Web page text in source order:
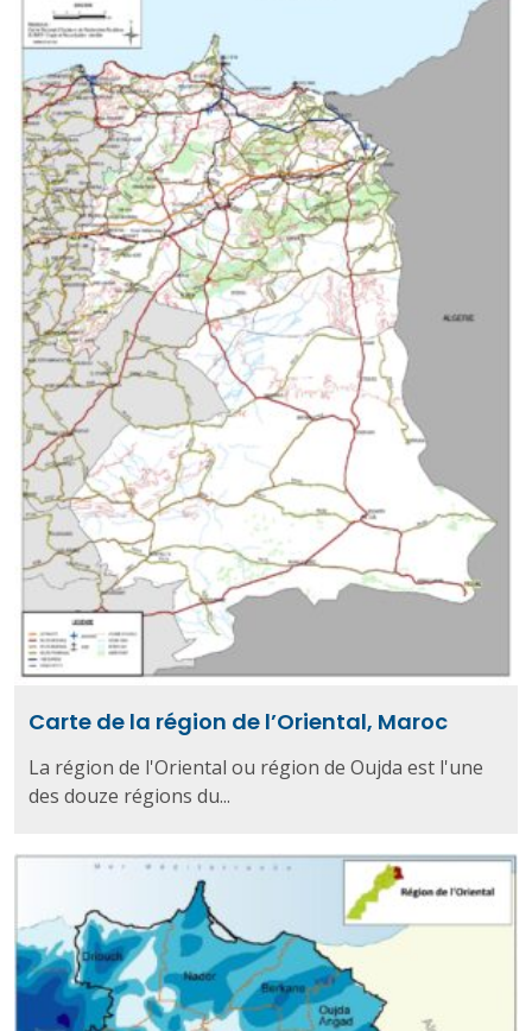
Carte de la région de l’Oriental, Maroc
La région de l'Oriental ou région de Oujda est l'une
des douze régions du...